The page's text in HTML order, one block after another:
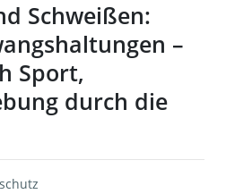
Schweißen:
–
Sport,
durch die